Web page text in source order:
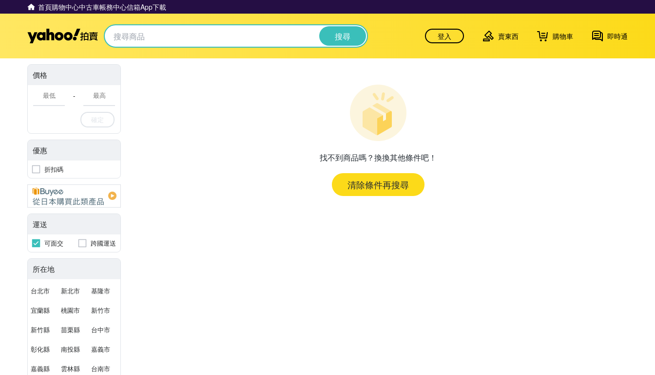
首頁購物中心中古車帳務中心信箱App下載
Yahoo拍賣 搜尋 登入 賣東西 購物車 即時通
價格
-
確定
優惠
折扣碼
運送
可面交 跨國運送
所在地
台北市 新北市 基隆市
宜蘭縣 桃園市 新竹市
新竹縣 苗栗縣 台中市
彰化縣 南投縣 嘉義市
嘉義縣 雲林縣 台南市
找不到商品嗎？換換其他條件吧！
清除條件再搜尋